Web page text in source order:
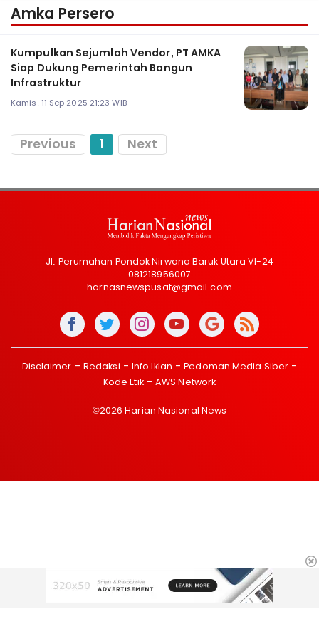
Amka Persero
Kumpulkan Sejumlah Vendor, PT AMKA
Siap Dukung Pemerintah Bangun
Infrastruktur
Kamis, 11 Sep 2025 21:23 WIB
Previous 1 Next
Jl. Perumahan Pondok Nirwana Baruk Utara VI-24
081218956007
harnasnewspusat@gmail.com
Disclaimer Redaksi Info Iklan
Pedoman Media Siber
Kode Etik
AWS Network
©2026 Harian Nasional News